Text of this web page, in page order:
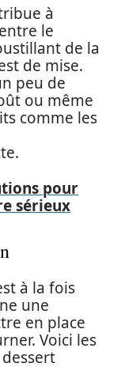
à
le
de la
de mise.
peu de
ou même
comme les
pour
sérieux
à la fois
une
en place
Voici les